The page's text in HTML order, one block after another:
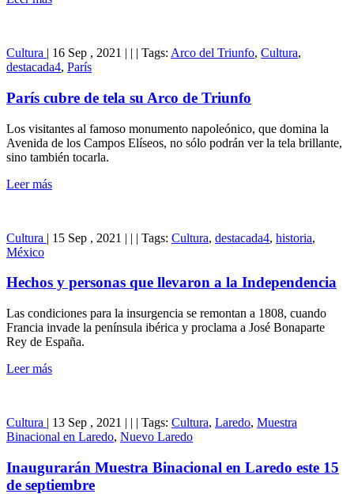
Cultura | 16 Sep , 2021 | | | Tags: Arco del Triunfo, Cultura,
destacada4, París
París cubre de tela su Arco de Triunfo
Los visitantes al famoso monumento napoleónico, que domina la
Avenida de los Campos Elíseos, no sólo podrán ver la tela brillante,
sino también tocarla.
Leer más
Cultura | 15 Sep , 2021 | | | Tags: Cultura, destacada4, historia,
México
Hechos y personas que llevaron a la Independencia
Las condiciones para la insurgencia se remontan a 1808, cuando
Francia invade la península ibérica y proclama a José Bonaparte
Rey de España.
Leer más
Cultura | 13 Sep , 2021 | | | Tags: Cultura, Laredo, Muestra
Binacional en Laredo, Nuevo Laredo
Inaugurarán Muestra Binacional en Laredo este 15
de septiembre